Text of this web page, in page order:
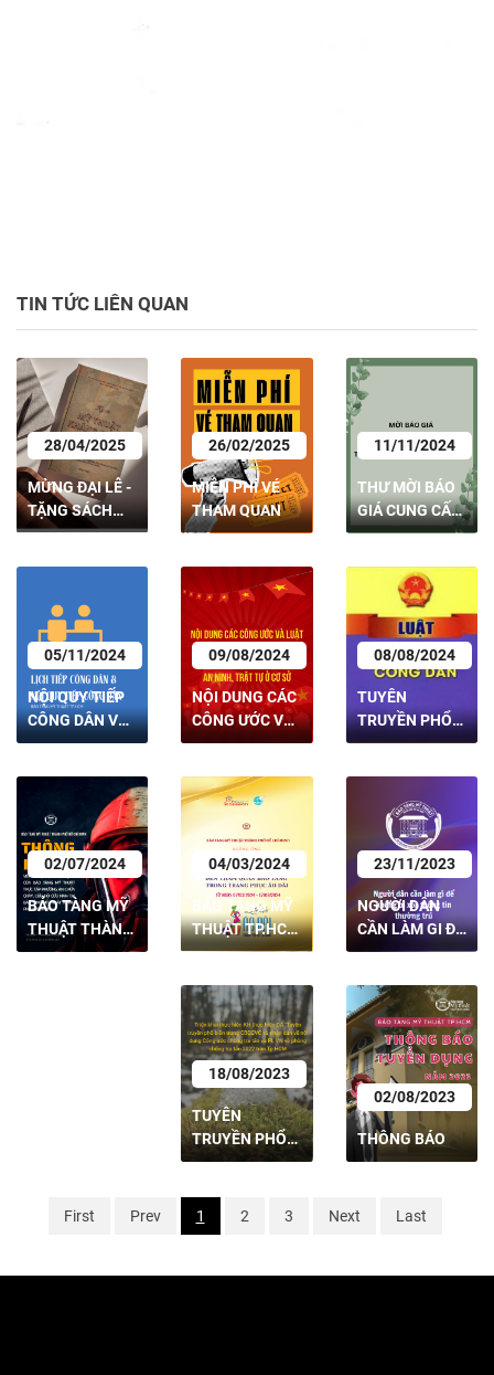
TIN TỨC LIÊN QUAN
28/04/2025
MỪNG ĐẠI LỄ -
TẶNG SÁCH
TRI ÂN
26/02/2025
MIỄN PHÍ VÉ
THAM QUAN
11/11/2024
THƯ MỜI BÁO
GIÁ CUNG CẤP
DỊCH VỤ VỆ
TÀNG MỸ
THUẬT TP.HCM
05/11/2024
NỘI QUY TIẾP
CÔNG DÂN VÀ
LỊCH TIẾP
09/08/2024
NỘI DUNG CÁC
CÔNG ƯỚC VÀ
LUẬT LỰC
GIA BẢO VỆ AN
NINH, TRẬT TỰ
Ở CƠ SỞ
08/08/2024
TUYÊN
TRUYỀN PHỔ
BIẾN TRONG
CƯỚC
02/07/2024
BẢO TÀNG MỸ
THUẬT THÀNH
PHỐ HỒ CHÍ
04/03/2024
BẢO TÀNG MỸ
THUẬT TP.HCM
HƯỞNG ỨNG
HỘI ÁO DÀI
2024.
23/11/2023
NGƯỜI DÂN
CẦN LÀM GI ĐỂ
KHÔNG BỊ XÓA
THƯƠNG TRÚ
06/10/2023
TRIỆU TẬP CÁC
18/08/2023
TUYÊN
TRUYỀN PHỔ
BIẾN TRONG
NHÂN DÂN VỀ
NỘI DUNG
CHỐNG TRA
02/08/2023
THÔNG BÁO
First Prev 1 2 3 Next Last